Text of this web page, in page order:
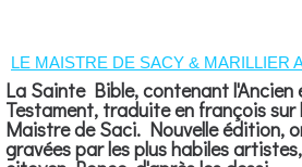
LE MAISTRE DE SACY & MARILLIER
La Sainte Bible, contenant l'Ancien
Testament, traduite en françois
Maistre de Saci. Nouvelle édition,
gravées par les plus habiles